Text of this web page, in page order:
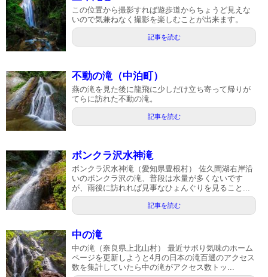
この位置から撮影すれば遊歩道からちょうど見えな
いので気兼ねなく撮影を楽しむことが出来ます。
記事を読む
不動の滝（中泊町）
燕の滝を見た後に龍飛に少しだけ立ち寄って帰りが
てらに訪れた不動の滝。
記事を読む
ボンクラ沢水神滝
ボンクラ沢水神滝（愛知県豊根村） 佐久間湖右岸沿
いのボンクラ沢の滝、普段は水量が多くないです
が、雨後に訪れれば見事なひょんぐりを見ること...
記事を読む
中の滝
中の滝（奈良県上北山村） 最近サボり気味のホーム
ページを更新しようと4月の日本の滝百選のアクセス
数を集計していたら中の滝がアクセス数トッ...